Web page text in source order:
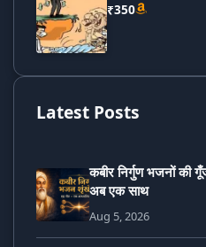
₹350
Latest Posts
कबीर निर्गुण भजनों की
अब एक साथ
Aug 5, 2026